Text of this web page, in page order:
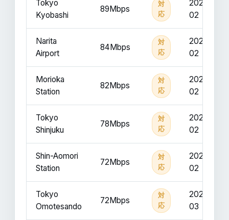
Tokyo
Kyobashi
89Mbps
対
応
2025-
02
Narita
Airport
84Mbps
対
応
2025-
02
Morioka
Station
82Mbps
対
応
2025-
02
Tokyo
Shinjuku
78Mbps
対
応
2025-
02
Shin-Aomori
Station
72Mbps
対
応
2025-
02
Tokyo
Omotesando
72Mbps
対
応
2025-
03